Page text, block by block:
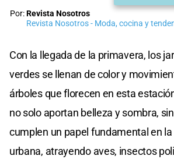
Por:Revista Nosotros
Revista Nosotros - Moda, cocina y
Con la llegada de la primavera, los
verdes se llenan de color y
árboles que florecen en esta
no solo aportan belleza y sombra,
cumplen un papel fundamental en
urbana, atrayendo aves, insectos